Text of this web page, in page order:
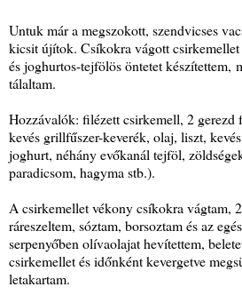
Untuk már a megszokott, szendvicses
kicsit újítok. Csíkokra vágott csirkemellet
és joghurtos-tejfölös öntetet készítettem,
tálaltam.
Hozzávalók: filézett csirkemell, 2 gerezd
kevés grillfűszer-keverék, olaj, liszt,
joghurt, néhány evőkanál tejföl,
paradicsom, hagyma stb.).
A csirkemellet vékony csíkokra vágtam,
ráreszeltem, sóztam, borsoztam és az
serpenyőben olívaolajat hevítettem,
csirkemellet és időnként kevergetve
letakartam.